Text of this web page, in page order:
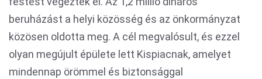
beruházást a helyi közösség és az önkormányzat
közösen oldotta meg. A cél megvalósult, és ezzel
olyan megújult épülete lett Kispiacnak, amelyet
mindennap örömmel és biztonsággal